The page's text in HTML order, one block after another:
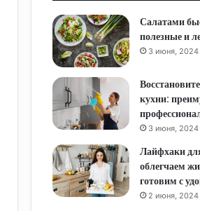
Салатами
полезные и
3 июня, 2024
кухни:
3 июня, 2024
Лайфхаки
облегчаем
готовим с
2 июня, 2024